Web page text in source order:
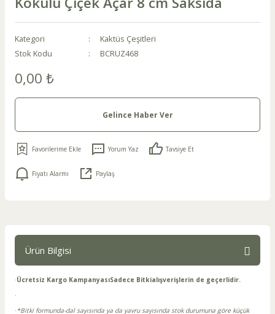
Kategori
Kaktüs Çeşitleri
Stok Kodu
BCRUZ468
0,00 ₺
Gelince Haber Ver
Yorum Yaz Tavsiye Et
Fiyatı Alarmı Paylaş
Ürün Bilgisi
·Ücretsiz Kargo KampanyasıSadece Bitkialışverişlerin de geçerlidir.
·
· *Bitki formunda-dal sayısında ya da yavru sayısında stok durumuna göre küçük